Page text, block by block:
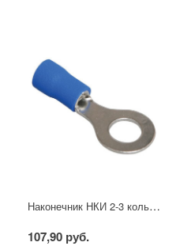
Наконечник НКИ 2-3 кольцо 1,5-2,5мм (20шт/упак) IEK
107,90 руб.